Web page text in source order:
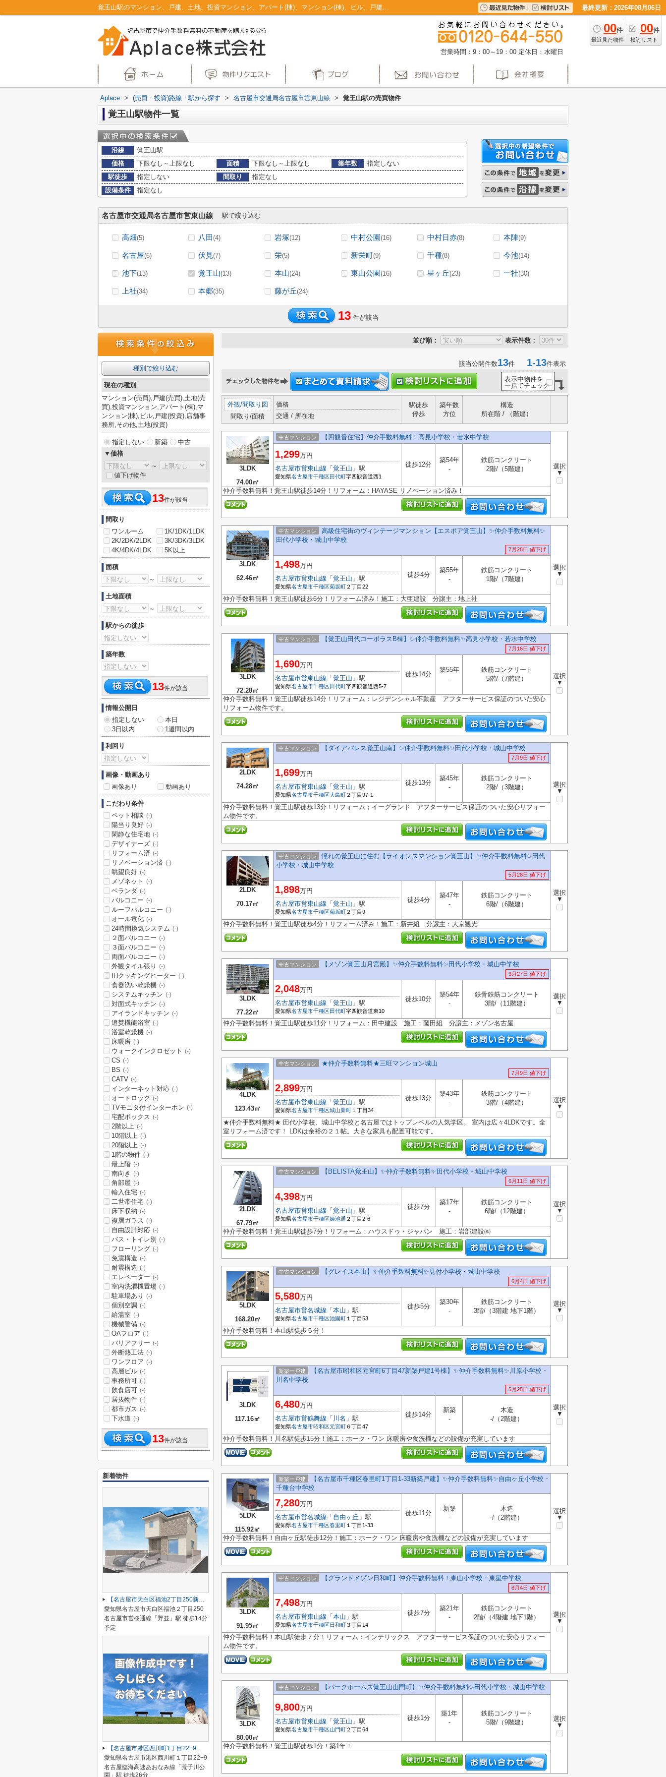
覚王山駅のマンション、戸建、土地、投資マンション、アパート(棟)、マンション(棟)、ビル、戸建、店舗事務所、その他、土地一覧｜仲介手数料無料！名古屋市で新築戸建てを探すならAplace 最終更新：2026年08月06日
00件
最近見た物件
00件
検討リスト
営業時間：9：00～19：00 定休日：水曜日
Aplace > (売買・投資)路線・駅から探す > 名古屋市交通局名古屋市営東山線 > 覚王山駅の売買物件
覚王山駅物件一覧
沿線
覚王山駅
価格
下限なし～上限なし 面積 下限なし～上限なし 築年数
指定しない
駅徒歩
指定しない 間取り
指定なし
設備条件
指定なし
名古屋市交通局名古屋市営東山線 駅で絞り込む
高畑(5) 八田(4) 岩塚(12) 中村公園(16) 中村日赤(8) 本陣(9)
名古屋(6) 伏見(7) 栄(5) 新栄町(9) 千種(8) 今池(14)
池下(13) 覚王山(13) 本山(24) 東山公園(16) 星ヶ丘(23) 一社(30)
上社(34) 本郷(35) 藤が丘(24)
13 件が該当
並び順： 表示件数：
該当公開件数13件 1-13件表示
表示中物件を
一括でチェック
外観/間取り図
間取り/面積
価格
交通 / 所在地
駅徒歩
停歩
築年数
方位
構造
所在階 / （階建）
3LDK
74.00㎡
中古マンション 【四観音住宅】仲介手数料無料！高見小学校・若水中学校
選択
▼
1,299万円
名古屋市営東山線 「 覚王山 」駅
愛知県名古屋市千種区田代町字四観音道西1
徒歩12分
築54年
-
鉄筋コンクリート
2階/（5階建）
仲介手数料無料！覚王山駅徒歩14分！リフォーム：HAYASE リノベーション済み！
3LDK
62.46㎡
中古マンション
高級住宅街のヴィンテージマンション【エスポア覚王山】✨️仲介手数料無料✨️
田代小学校・城山中学校
7月28日 値下げ
選択
▼
1,498万円
名古屋市営東山線 「 覚王山 」駅
愛知県名古屋市千種区菊坂町 ２丁目22
徒歩4分
築55年
-
鉄筋コンクリート
1階/（7階建）
仲介手数料無料！覚王山駅徒歩6分！リフォーム済み！施工：大亜建設 分譲主：地上社
3LDK
72.28㎡
中古マンション 【覚王山田代コーポラスB棟】✨️仲介手数料無料✨️高見小学校・若水中学校
7月16日 値下げ
選択
▼
1,690万円
名古屋市営東山線 「 覚王山 」駅
愛知県名古屋市千種区田代町字四観音道西5-7
徒歩14分
築55年
-
鉄筋コンクリート
5階/（7階建）
仲介手数料無料！覚王山駅徒歩14分！リフォーム：レジデンシャル不動産 アフターサービス保証のついた安心
リフォーム物件です。
2LDK
74.28㎡
中古マンション 【ダイアパレス覚王山南】✨️仲介手数料無料✨️田代小学校・城山中学校
7月9日 値下げ
選択
▼
1,699万円
名古屋市営東山線 「 覚王山 」駅
愛知県名古屋市千種区大島町 ２丁目97-1
徒歩13分
築45年
-
鉄筋コンクリート
2階/（3階建）
仲介手数料無料！覚王山駅徒歩13分！リフォーム；イーグランド アフターサービス保証のついた安心リフォー
ム物件です。
2LDK
70.17㎡
中古マンション
憧れの覚王山に住む【ライオンズマンション覚王山】✨️仲介手数料無料✨️田代
小学校・城山中学校
5月28日 値下げ
選択
▼
1,898万円
名古屋市営東山線 「 覚王山 」駅
愛知県名古屋市千種区菊坂町 ２丁目9
徒歩4分
築47年
-
鉄筋コンクリート
6階/（6階建）
仲介手数料無料！覚王山駅徒歩4分！リフォーム済み！施工：新井組 分譲主：大京観光
3LDK
77.22㎡
中古マンション 【メゾン覚王山月宮殿】✨️仲介手数料無料✨️田代小学校・城山中学校
3月27日 値下げ
選択
▼
2,048万円
名古屋市営東山線 「 覚王山 」駅
愛知県名古屋市千種区田代町字四観音道東10
徒歩10分
築54年
-
鉄骨鉄筋コンクリート
3階/（11階建）
仲介手数料無料！覚王山駅徒歩11分！リフォーム：田中建設 施工：藤田組 分譲主：メゾン名古屋
4LDK
123.43㎡
中古マンション ★仲介手数料無料★三旺マンション城山
7月9日 値下げ
選択
▼
2,899万円
名古屋市営東山線 「 覚王山 」駅
愛知県名古屋市千種区城山新町 １丁目34
徒歩13分
築43年
-
鉄筋コンクリート
3階/（4階建）
★仲介手数料無料★ 田代小学校、城山中学校と名古屋ではトップレベルの人気学区。 室内は広々4LDKです。全
室リフォーム済です！ LDKは余裕の２１帖。大きな家具も配置可能です。
2LDK
67.79㎡
中古マンション 【BELISTA覚王山】✨️仲介手数料無料✨️田代小学校・城山中学校
6月11日 値下げ
選択
▼
4,398万円
名古屋市営東山線 「 覚王山 」駅
愛知県名古屋市千種区姫池通 ２丁目2-6
徒歩7分
築17年
-
鉄筋コンクリート
6階/（12階建）
仲介手数料無料！覚王山駅徒歩7分！リフォーム：ハウスドゥ・ジャパン 施工：岩部建設㈱
5LDK
168.20㎡
中古マンション 【グレイス本山】✨️仲介手数料無料✨️見付小学校・城山中学校
6月4日 値下げ
選択
▼
5,580万円
名古屋市営名城線 「 本山 」駅
愛知県名古屋市千種区池園町 １丁目53
徒歩5分
築30年
-
鉄筋コンクリート
3階/（3階建 地下1階）
仲介手数料無料！本山駅徒歩５分！
3LDK
117.16㎡
新築一戸建
【名古屋市昭和区元宮町6丁目47新築戸建1号棟】✨️仲介手数料無料✨️川原小学校・
川名中学校
5月25日 値下げ
選択
▼
6,480万円
名古屋市営鶴舞線 「 川名 」駅
愛知県名古屋市昭和区元宮町６丁目47
徒歩14分
新築
-
木造
-/（2階建）
仲介手数料無料！川名駅徒歩15分！施工：ホーク・ワン 床暖房や食洗機などの設備が充実しています
5LDK
115.92㎡
新築一戸建
【名古屋市千種区春里町1丁目1-33新築戸建】✨️仲介手数料無料✨️自由ヶ丘小学校・
千種台中学校
選択
▼
7,280万円
名古屋市営名城線 「 自由ヶ丘 」駅
愛知県名古屋市千種区春里町 １丁目1-33
徒歩11分
新築
-
木造
-/（2階建）
仲介手数料無料！自由ヶ丘駅徒歩12分！施工：ホーク・ワン 床暖房や食洗機などの設備が充実しています
3LDK
91.95㎡
中古マンション 【グランドメゾン日和町】仲介手数料無料！東山小学校・東星中学校
8月4日 値下げ
選択
▼
7,498万円
名古屋市営東山線 「 本山 」駅
愛知県名古屋市千種区日和町３丁目14
徒歩7分
築21年
-
鉄筋コンクリート
2階/（4階建 地下1階）
仲介手数料無料！本山駅徒歩７分！リフォーム：インテリックス アフターサービス保証のついた安心リフォー
ム物件です。
3LDK
80.00㎡
中古マンション 【パークホームズ覚王山山門町】✨️仲介手数料無料✨️田代小学校・城山中学校
選択
▼
9,800万円
名古屋市営東山線 「 覚王山 」駅
愛知県名古屋市千種区山門町 ２丁目64
徒歩1分
築1年
-
鉄筋コンクリート
5階/（9階建）
仲介手数料無料！覚王山駅徒歩1分！築1年！
種別で絞り込む
現在の種別
マンション(売買),戸建(売買),土地(売
買),投資マンション,アパート(棟),マ
ンション(棟),ビル,戸建(投資),店舗事
務所,その他,土地(投資)
指定しない 新築
中古
▼価格
～
値下げ物件
13件が該当
間取り
ワンルーム
1K/1DK/1LDK
2K/2DK/2LDK
3K/3DK/3LDK
4K/4DK/4LDK
5K以上
面積
～
土地面積
～
駅からの徒歩
築年数
13件が該当
情報公開日
指定しない
本日
3日以内
1週間以内
利回り
画像・動画あり
画像あり
動画あり
こだわり条件
ペット相談 (-)
陽当り良好 (-)
閑静な住宅地 (-)
デザイナーズ (-)
リフォーム済 (-)
リノベーション済 (-)
眺望良好 (-)
メゾネット (-)
ベランダ (-)
バルコニー (-)
ルーフバルコニー (-)
オール電化 (-)
24時間換気システム (-)
２面バルコニー (-)
３面バルコニー (-)
両面バルコニー (-)
外観タイル張り (-)
IHクッキングヒーター (-)
食器洗い乾燥機 (-)
システムキッチン (-)
対面式キッチン (-)
アイランドキッチン (-)
追焚機能浴室 (-)
浴室乾燥機 (-)
床暖房 (-)
ウォークインクロゼット (-)
CS (-)
BS (-)
CATV (-)
インターネット対応 (-)
オートロック (-)
TVモニタ付インターホン (-)
宅配ボックス (-)
2階以上 (-)
10階以上 (-)
20階以上 (-)
1階の物件 (-)
最上階 (-)
南向き (-)
角部屋 (-)
輸入住宅 (-)
二世帯住宅 (-)
床下収納 (-)
複層ガラス (-)
自由設計対応 (-)
バス・トイレ別 (-)
フローリング (-)
免震構造 (-)
耐震構造 (-)
エレベーター (-)
室内洗濯機置場 (-)
駐車場あり (-)
個別空調 (-)
給湯室 (-)
機械警備 (-)
OAフロア (-)
バリアフリー (-)
外断熱工法 (-)
ワンフロア (-)
高層ビル (-)
事務所可 (-)
飲食店可 (-)
居抜物件 (-)
都市ガス (-)
下水道 (-)
13件が該当
新着物件
【名古屋市天白区福池2丁目250新築戸建】仲介手数料無料！野並小学校・南天白中学校
愛知県名古屋市天白区福池２丁目250
名古屋市営桜通線「野並」駅 徒歩14分
予定
【名古屋市港区西川町1丁目22−9新築戸建】仲介手数料無料！高木小学校・宝神中学校
愛知県名古屋市港区西川町１丁目22−9
名古屋臨海高速あおなみ線「荒子川公
園」駅 徒歩26分